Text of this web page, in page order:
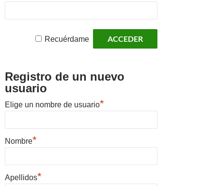
Recuérdame
Registro de un nuevo
usuario
Elige un nombre de usuario*
Nombre*
Apellidos*